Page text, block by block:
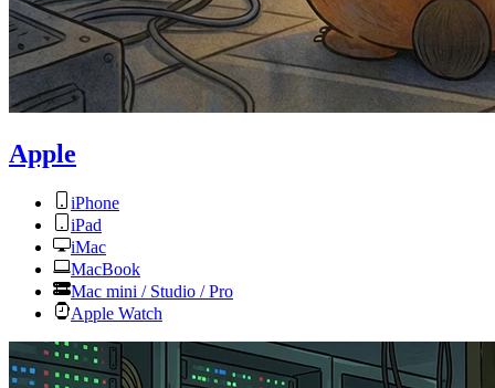
Apple
iPhone
iPad
iMac
MacBook
Mac mini / Studio / Pro
Apple Watch